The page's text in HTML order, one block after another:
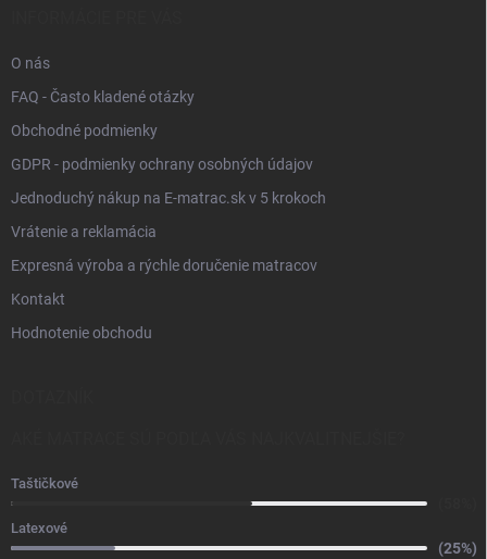
O nás
FAQ - Často kladené otázky
Obchodné podmienky
GDPR - podmienky ochrany osobných údajov
Jednoduchý nákup na E-matrac.sk v 5 krokoch
Vrátenie a reklamácia
Expresná výroba a rýchle doručenie matracov
Kontakt
Hodnotenie obchodu
Taštičkové
Latexové
(25%)